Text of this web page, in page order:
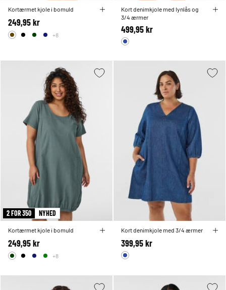
Kortærmet kjole i bomuld
249,95 kr
+8
Kort denimkjole med lynlås og
3/4 ærmer
499,95 kr
2 FOR 350 NYHED
Kortærmet kjole i bomuld
249,95 kr
+8
Kort denimkjole med 3/4 ærmer
399,95 kr